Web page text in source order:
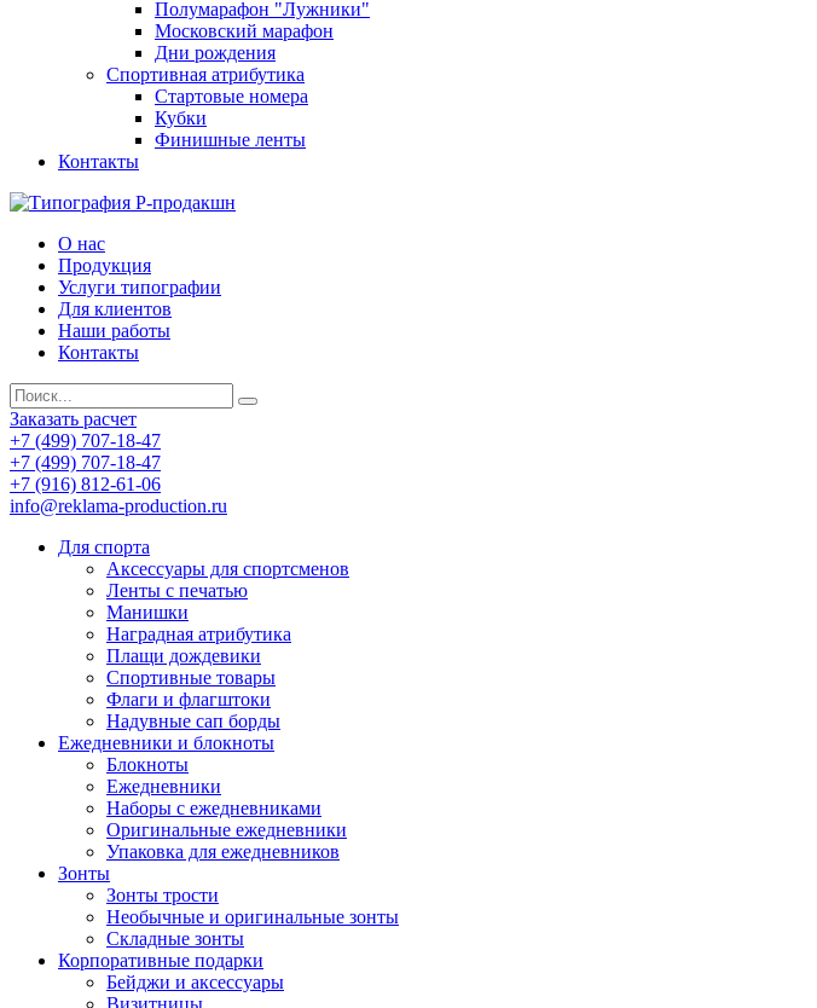
Полумарафон "Лужники"
Московский марафон
Дни рождения
Спортивная атрибутика
Стартовые номера
Кубки
Финишные ленты
Контакты
О нас
Продукция
Услуги типографии
Для клиентов
Наши работы
Контакты
Заказать расчет
+7 (499) 707-18-47
+7 (499) 707-18-47
+7 (916) 812-61-06
info@reklama-production.ru
Для спорта
Аксессуары для спортсменов
Ленты с печатью
Манишки
Наградная атрибутика
Плащи дождевики
Спортивные товары
Флаги и флагштоки
Надувные сап борды
Ежедневники и блокноты
Блокноты
Ежедневники
Наборы с ежедневниками
Оригинальные ежедневники
Упаковка для ежедневников
Зонты
Зонты трости
Необычные и оригинальные зонты
Складные зонты
Корпоративные подарки
Бейджи и аксессуары
Визитницы